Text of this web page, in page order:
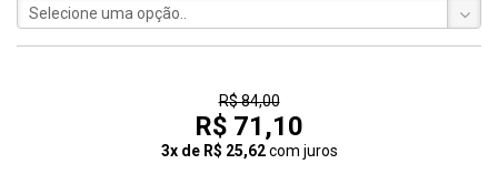
Selecione uma opção..
R$ 84,00
R$ 71,10
3x de R$ 25,62 com juros